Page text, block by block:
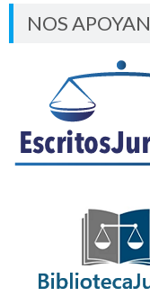
NOS APOYAN